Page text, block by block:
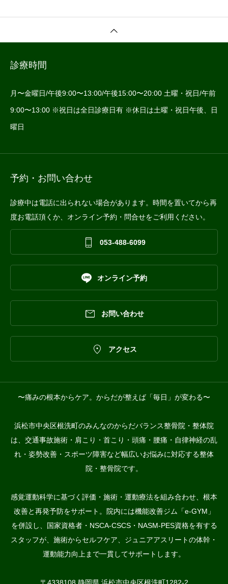
診療時間
月〜金曜日/午後9:00〜13:00/午後15:00〜20:00 土曜・祝日/午前
9:00〜13:00 ※祝日は全日診療日有 ※休日は土曜・祝日午後、日
曜日
予約・お問い合わせ
診療中は電話に出られない場合があります。時間を置いてから再
度お電話頂くか、オンライン予約・問合せをご利用ください。
 053-488-6099
 オンライン予約
 お問い合わせ
 アクセス
〜痛みの根本からケア。からだが整えば「毎日」が変わる〜
浜松市中央区根洗町のみんなのからだバランス整骨院・整体院
は、交通事故施術・肩こり・首こり・頭痛・腰痛・自律神経の乱
れ・姿勢改善・スポーツ障害など幅広いお悩みに対応する整体
院・整骨院です。
感覚運動科学に基づく評価・施術・運動療法を組み合わせ、根本
改善と再発予防をサポート。院内には機能改善ジム「e-GYM」
を併設し、国家資格者・NSCA-CSCS・NASM-PES資格を有する
スタッフが、施術からセルフケア、ジュニアアスリートの体幹・
運動能力向上まで一貫してサポートします。
〒4338108 静岡県 浜松市中央区根洗町1282-2